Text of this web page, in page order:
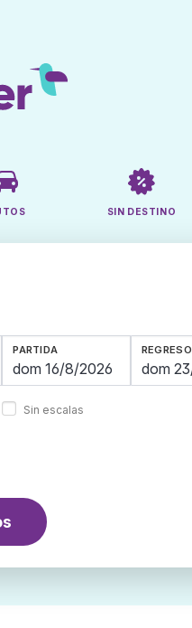
SIN DESTINO
PARTIDA REGRESO
Sin escalas